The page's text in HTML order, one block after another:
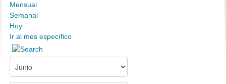
Mensual
Semanal
Hoy
Ir al mes específico